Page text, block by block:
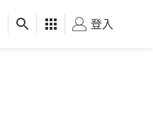
健康 好食玩飛
登入